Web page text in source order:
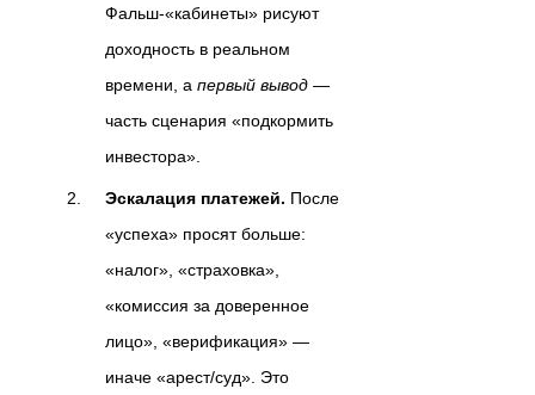
Фальш-«кабинеты» рисуют
доходность в реальном
времени, а первый вывод —
часть сценария «подкормить
инвестора».
Эскалация платежей. После
«успеха» просят больше:
«налог», «страховка»,
«комиссия за доверенное
лицо», «верификация» —
иначе «арест/суд». Это